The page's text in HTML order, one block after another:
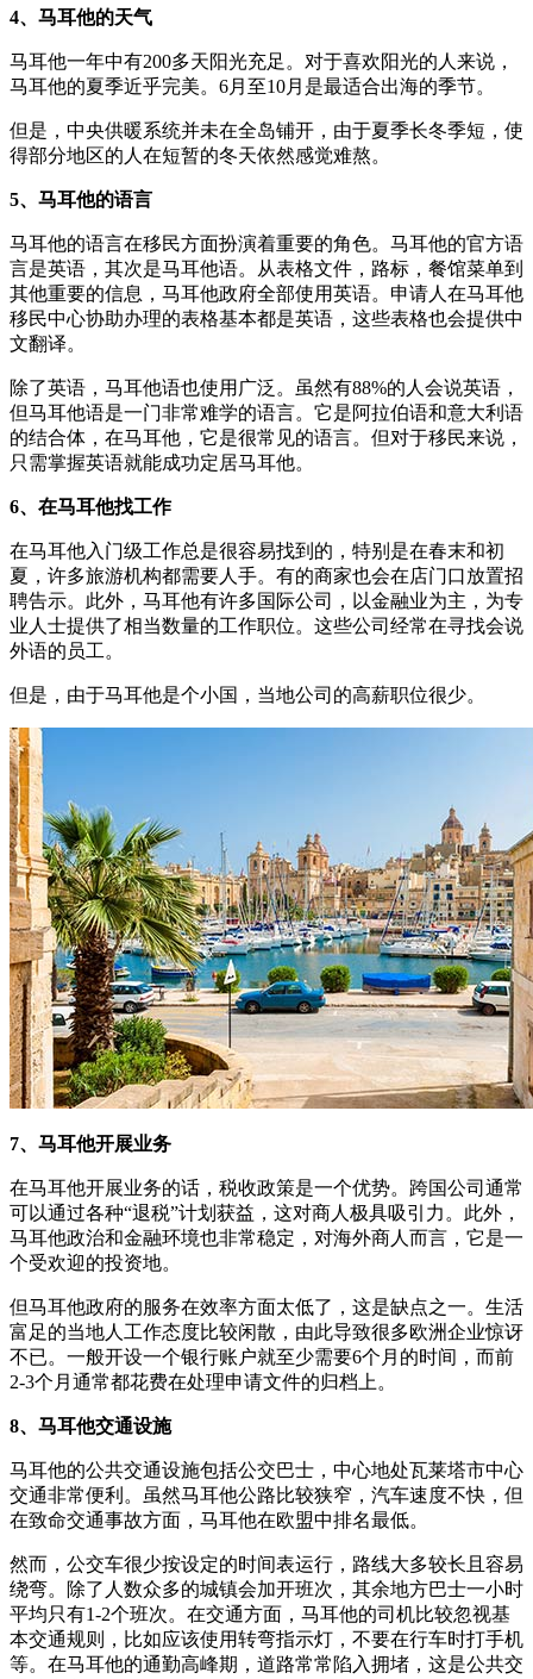
4、马耳他的天气
马耳他一年中有200多天阳光充足。对于喜欢阳光的人来说，
马耳他的夏季近乎完美。6月至10月是最适合出海的季节。
但是，中央供暖系统并未在全岛铺开，由于夏季长冬季短，使
得部分地区的人在短暂的冬天依然感觉难熬。
5、马耳他的语言
马耳他的语言在移民方面扮演着重要的角色。马耳他的官方语
言是英语，其次是马耳他语。从表格文件，路标，餐馆菜单到
其他重要的信息，马耳他政府全部使用英语。申请人在马耳他
移民中心协助办理的表格基本都是英语，这些表格也会提供中
文翻译。
除了英语，马耳他语也使用广泛。虽然有88%的人会说英语，
但马耳他语是一门非常难学的语言。它是阿拉伯语和意大利语
的结合体，在马耳他，它是很常见的语言。但对于移民来说，
只需掌握英语就能成功定居马耳他。
6、在马耳他找工作
在马耳他入门级工作总是很容易找到的，特别是在春末和初
夏，许多旅游机构都需要人手。有的商家也会在店门口放置招
聘告示。此外，马耳他有许多国际公司，以金融业为主，为专
业人士提供了相当数量的工作职位。这些公司经常在寻找会说
外语的员工。
但是，由于马耳他是个小国，当地公司的高薪职位很少。
7、马耳他开展业务
在马耳他开展业务的话，税收政策是一个优势。跨国公司通常
可以通过各种“退税”计划获益，这对商人极具吸引力。此外，
马耳他政治和金融环境也非常稳定，对海外商人而言，它是一
个受欢迎的投资地。
但马耳他政府的服务在效率方面太低了，这是缺点之一。生活
富足的当地人工作态度比较闲散，由此导致很多欧洲企业惊讶
不已。一般开设一个银行账户就至少需要6个月的时间，而前
2-3个月通常都花费在处理申请文件的归档上。
8、马耳他交通设施
马耳他的公共交通设施包括公交巴士，中心地处瓦莱塔市中心
交通非常便利。虽然马耳他公路比较狭窄，汽车速度不快，但
在致命交通事故方面，马耳他在欧盟中排名最低。
然而，公交车很少按设定的时间表运行，路线大多较长且容易
绕弯。除了人数众多的城镇会加开班次，其余地方巴士一小时
平均只有1-2个班次。在交通方面，马耳他的司机比较忽视基
本交通规则，比如应该使用转弯指示灯，不要在行车时打手机
等。在马耳他的通勤高峰期，道路常常陷入拥堵，这是公共交